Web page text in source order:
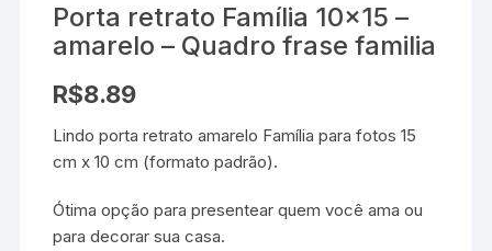
Porta retrato Família 10×15 –
amarelo – Quadro frase familia
R$8.89
Lindo porta retrato amarelo Família para fotos 15
cm x 10 cm (formato padrão).
Ótima opção para presentear quem você ama ou
para decorar sua casa.